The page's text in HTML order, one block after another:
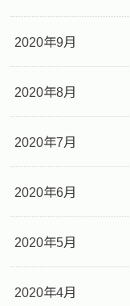
2020年9月
2020年8月
2020年7月
2020年6月
2020年5月
2020年4月